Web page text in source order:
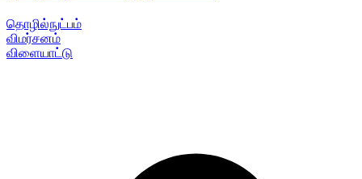
தொழில்நுட்பம்
விமர்சனம்
விளையாட்டு